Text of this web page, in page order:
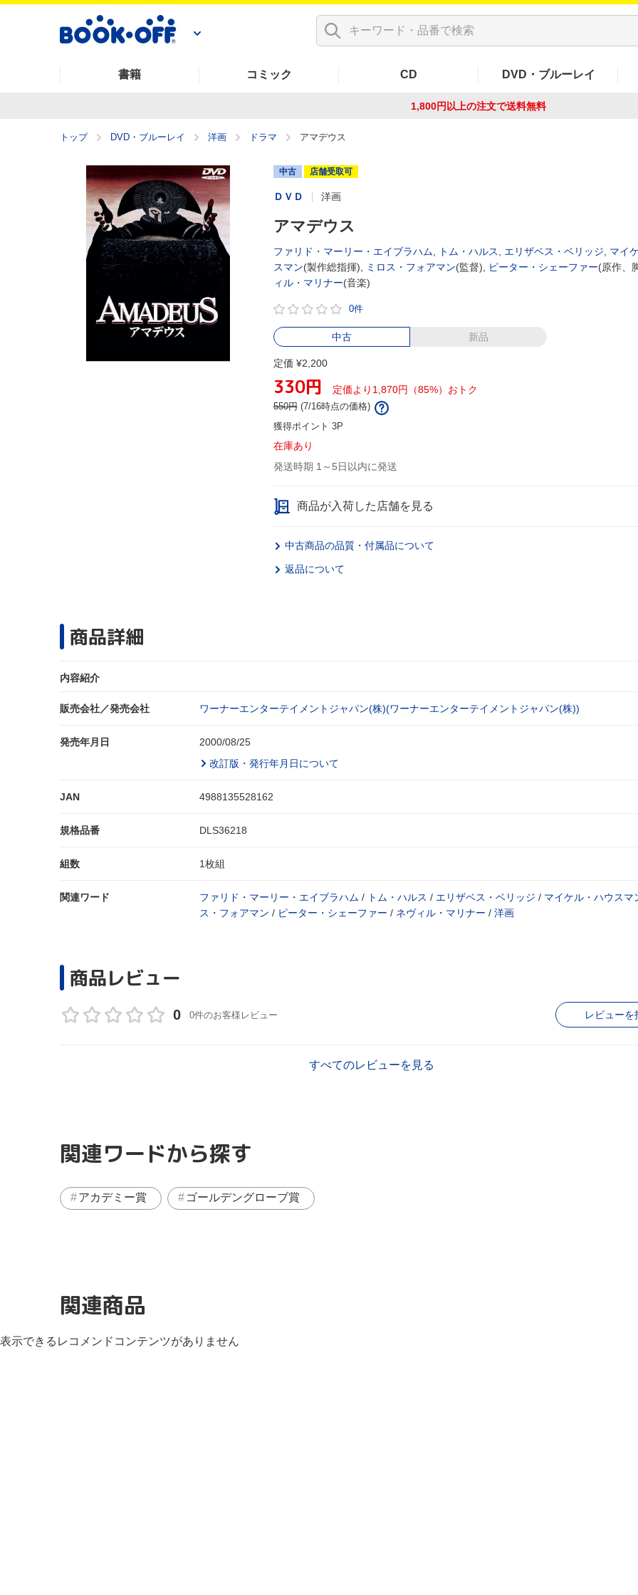
書籍 コミック CD DVD・ブルーレイ
1,800円以上の注文で送料無料
トップ DVD・ブルーレイ 洋画 ドラマ アマデウス
中古 店舗受取可
ＤＶＤ 洋画
アマデウス
ファリド・マーリー・エイブラハム トム・ハルス エリザベス・ベリッジ
マイ
スマン(製作総指揮), ミロス・フォアマン(監督), ピーター・シェーファー(原作、
ィル・マリナー(音楽)
0件
中古 新品
定価 ¥2,200
330円 定価より1,870円（85%）おトク
550円 (7/16時点の価格)
獲得ポイント 3P
在庫あり
発送時期 1～5日以内に発送
商品が入荷した店舗を見る
中古商品の品質・付属品について
返品について
商品詳細
内容紹介
販売会社／発売会社 ワーナーエンターテイメントジャパン(株)(ワーナーエンターテイメントジャパン(株))
発売年月日
2000/08/25
改訂版・発行年月日について
JAN 4988135528162
規格品番 DLS36218
組数 1枚組
関連ワード ファリド・マーリー・エイブラハム / トム・ハルス / エリザベス・ベリッジ / マイケル・ハウスマ
ス・フォアマン / ピーター・シェーファー / ネヴィル・マリナー / 洋画
商品レビュー
0 0件のお客様レビュー レビューを
すべてのレビューを見る
関連ワードから探す
アカデミー賞 ゴールデングローブ賞
関連商品
表示できるレコメンドコンテンツがありません